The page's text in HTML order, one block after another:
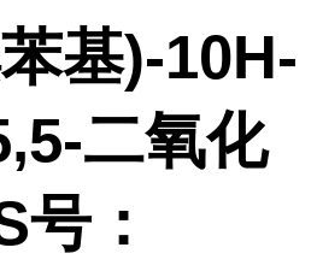
基)-10H-
二氧化
：